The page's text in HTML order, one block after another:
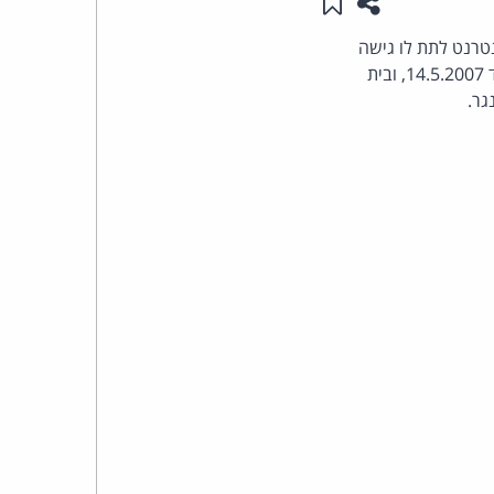
לתת לו גישה
לרשת הפנימית שלהם לצורכי ציתות. נציבות התקשורת הפדראלית הורתה לספקים להיערך לכך עד 14.5.2007, ובית